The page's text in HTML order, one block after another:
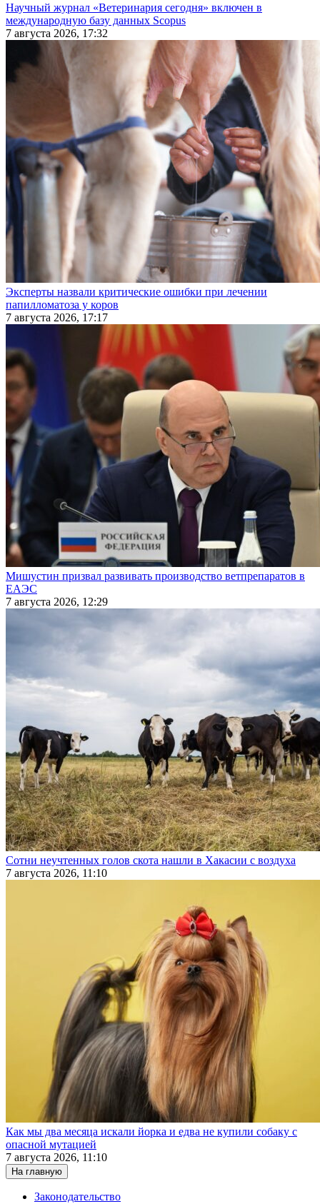
Научный журнал «Ветеринария сегодня» включен в
международную базу данных Scopus
7 августа 2026, 17:32
Эксперты назвали критические ошибки при лечении
папилломатоза у коров
7 августа 2026, 17:17
Мишустин призвал развивать производство ветпрепаратов в
ЕАЭС
7 августа 2026, 12:29
Сотни неучтенных голов скота нашли в Хакасии с воздуха
7 августа 2026, 11:10
Как мы два месяца искали йорка и едва не купили собаку с
опасной мутацией
7 августа 2026, 11:10
На главную
Законодательство